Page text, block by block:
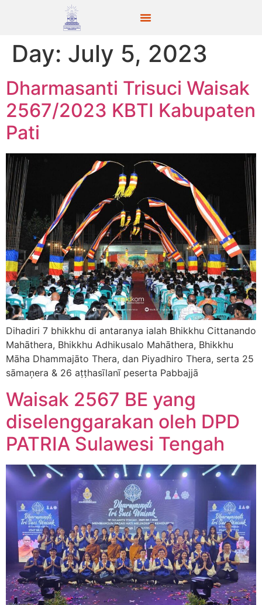
Day: July 5, 2023
Dharmasanti Trisuci Waisak
2567/2023 KBTI Kabupaten
Pati
Dihadiri 7 bhikkhu di antaranya ialah Bhikkhu Cittanando
Mahāthera, Bhikkhu Adhikusalo Mahāthera, Bhikkhu
Māha Dhammajāto Thera, dan Piyadhiro Thera, serta 25
sāmaņera & 26 aṭṭhasīlanī peserta Pabbajjā
Waisak 2567 BE yang
diselenggarakan oleh DPD
PATRIA Sulawesi Tengah